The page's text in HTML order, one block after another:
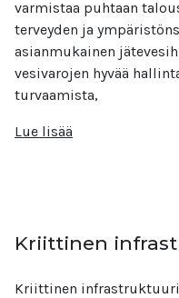
varmistaa puhtaan
terveyden ja
asianmukainen
vesivarojen hyvää
turvaamista,
Lue lisää
Kriittinen
Kriittinen